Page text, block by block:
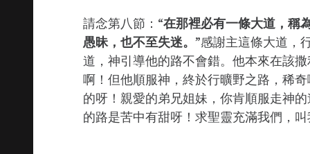
請念第八節：“在那裡必有一條大道，稱
愚昧，也不至失迷。 ”感謝主這條大道，
道，神引導他的路不會錯。他本來在該
啊！但他順服神，終於行曠野之路，稀
的呀！親愛的弟兄姐妹，你肯順服走神
的路是苦中有甜呀！求聖靈充滿我們，叫